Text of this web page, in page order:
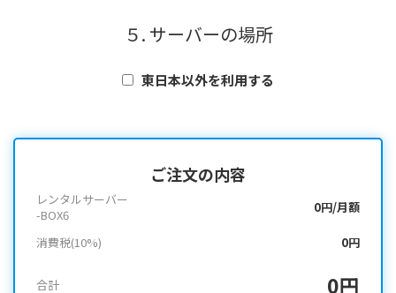
５. サーバーの場所
東日本以外を利用する
ご注文の内容
レンタルサーバー
-BOX6
0円/月額
消費税(10%) 0円
合計 0円